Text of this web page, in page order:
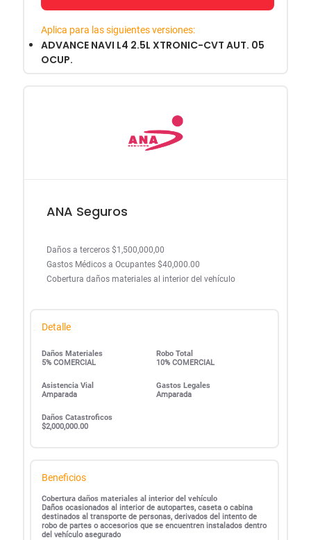
Aplica para las siguientes versiones:
ADVANCE NAVI L4 2.5L XTRONIC-CVT AUT. 05
OCUP.
ANA Seguros
Daños a terceros $1,500,000,00
Gastos Médicos a Ocupantes $40,000.00
Cobertura daños materiales al interior del vehículo
Detalle
Daños Materiales
5% COMERCIAL
Robo Total
10% COMERCIAL
Asistencia Vial
Amparada
Gastos Legales
Amparada
Daños Catastroficos
$2,000,000.00
Beneficios
Cobertura daños materiales al interior del vehículo
Daños ocasionados al interior de autopartes, caseta o cabina
destinados al transporte de personas, derivados del intento de
robo de partes o accesorios que se encuentren instalados dentro
del vehículo asegurado